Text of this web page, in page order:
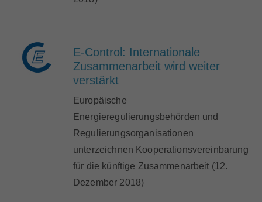
E-Control: Internationale
Zusammenarbeit wird weiter
verstärkt
Europäische
Energieregulierungsbehörden und
Regulierungsorganisationen
unterzeichnen Kooperationsvereinbarung
für die künftige Zusammenarbeit (12.
Dezember 2018)